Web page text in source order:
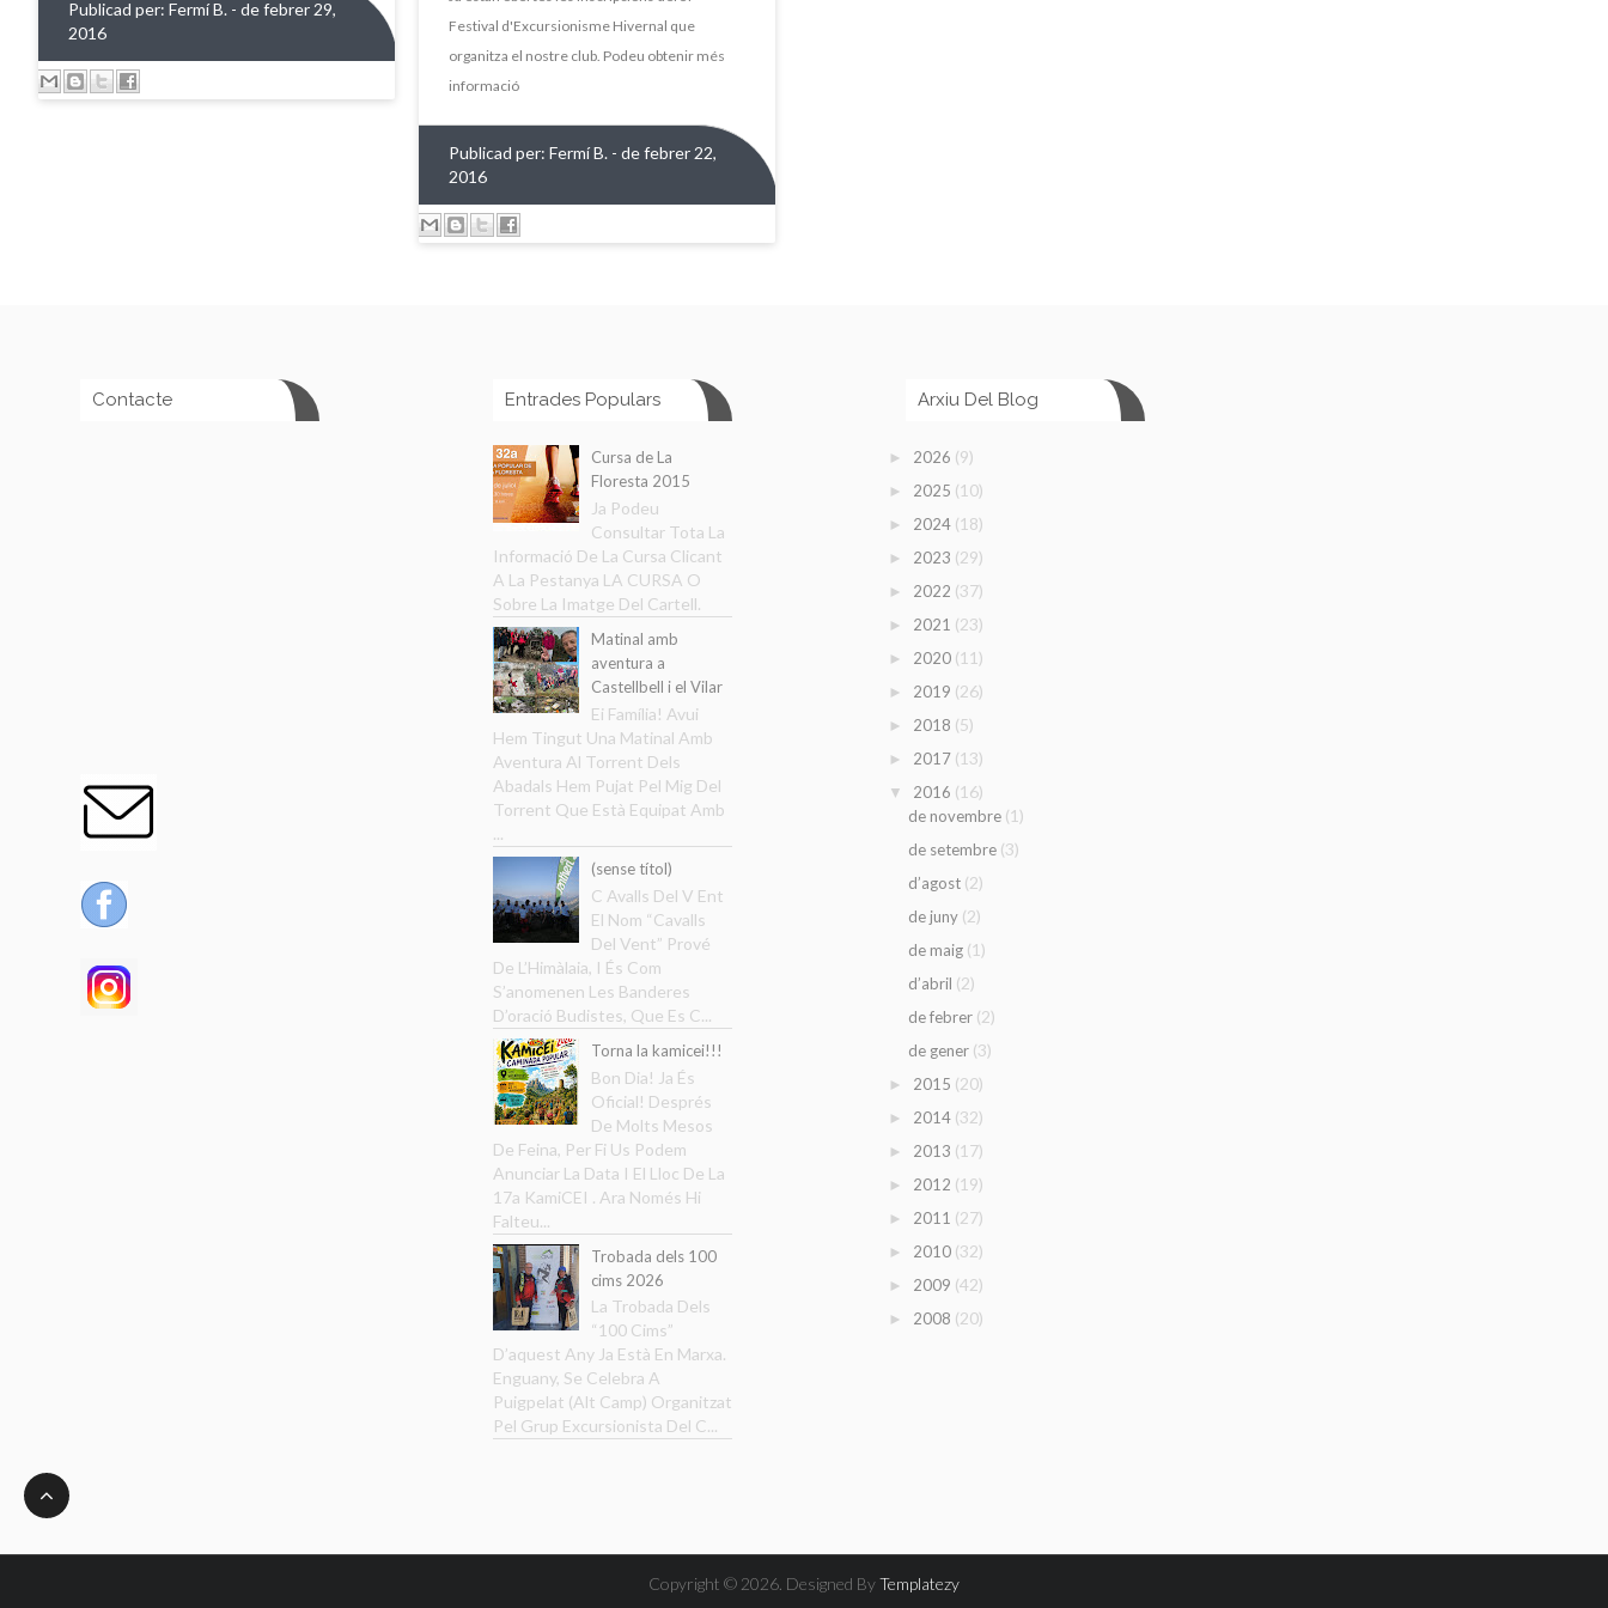
Publicad per: Fermí B. - de febrer 29,
2016
Festival d'Excursionisme Hivernal que
organitza el nostre club. Podeu obtenir més
informació
Publicad per: Fermí B. - de febrer 22,
2016
Contacte Entrades Populars
Cursa de La
Floresta 2015
Ja Podeu
Consultar Tota La
Informació De La Cursa Clicant
A La Pestanya LA CURSA O
Sobre La Imatge Del Cartell.
Matinal amb
aventura a
Castellbell i el Vilar
Ei Família! Avui
Hem Tingut Una Matinal Amb
Aventura Al Torrent Dels
Abadals Hem Pujat Pel Mig Del
Torrent Que Està Equipat Amb
...
(sense títol)
C Avalls Del V Ent
El Nom “Cavalls
Del Vent” Prové
De L’Himàlaia, I És Com
S’anomenen Les Banderes
D’oració Budistes, Que Es C...
Torna la kamicei!!!
Bon Dia! Ja És
Oficial! Després
De Molts Mesos
De Feina, Per Fi Us Podem
Anunciar La Data I El Lloc De La
17a KamiCEI . Ara Només Hi
Falteu...
Trobada dels 100
cims 2026
La Trobada Dels
“100 Cims”
D’aquest Any Ja Està En Marxa.
Enguany, Se Celebra A
Puigpelat (Alt Camp) Organitzat
Pel Grup Excursionista Del C...
Arxiu Del Blog
► 2026 (9)
► 2025 (10)
► 2024 (18)
► 2023 (29)
► 2022 (37)
► 2021 (23)
► 2020 (11)
► 2019 (26)
► 2018 (5)
► 2017 (13)
▼ 2016 (16)
de novembre (1)
de setembre (3)
d’agost (2)
de juny (2)
de maig (1)
d’abril (2)
de febrer (2)
de gener (3)
► 2015 (20)
► 2014 (32)
► 2013 (17)
► 2012 (19)
► 2011 (27)
► 2010 (32)
► 2009 (42)
► 2008 (20)
Copyright © 2026. Designed ByTemplatezy